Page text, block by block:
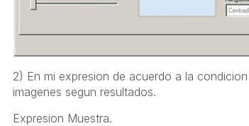
2) En mi expresion de acuerdo a la
imagenes segun resultados.
Expresion Muestra.